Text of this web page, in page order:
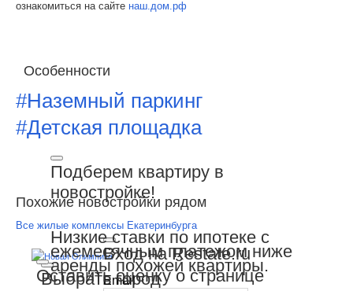
Выбрать город
Вход на Restate.ru
Email
ознакомиться на сайте наш.дом.рф
Особенности
#Наземный паркинг
#Детская площадка
Похожие новостройки рядом
Все жилые комплексы Екатеринбурга
Подберем квартиру в
новостройке!
Низкие ставки по ипотеке с
ежемесячным платежом ниже
аренды похожей квартиры.
Оставить оценку о странице